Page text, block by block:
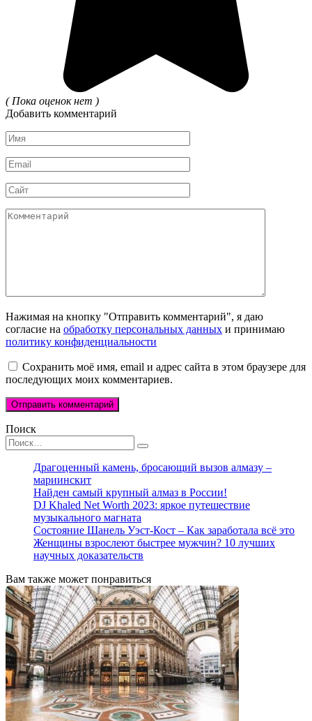
( Пока оценок нет )
Добавить комментарий
Имя
*
Email
*
Сайт
Комментарий
Нажимая на кнопку "Отправить комментарий", я даю
согласие на обработку персональных данных и принимаю
политику конфиденциальности
Сохранить моё имя, email и адрес сайта в этом браузере для
последующих моих комментариев.
Поиск
Search
for:
Драгоценный камень, бросающий вызов алмазу –
мариинскит
Найден самый крупный алмаз в России!
DJ Khaled Net Worth 2023: яркое путешествие
музыкального магната
Состояние Шанель Уэст-Кост – Как заработала всё это
Женщины взрослеют быстрее мужчин? 10 лучших
научных доказательств
Вам также может понравиться